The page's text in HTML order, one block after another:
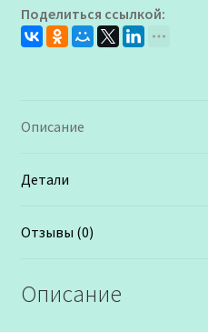
Поделиться ссылкой:
Описание
Детали
Отзывы (0)
Описание